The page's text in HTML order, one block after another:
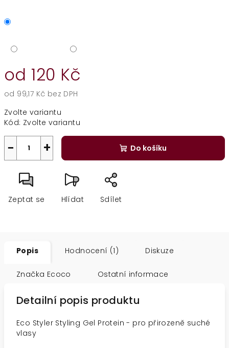
od 120 Kč
od 99,17 Kč bez DPH
cena:
Zvolte variantu
Kód: Zvolte variantu
+
− Do košíku
Zeptat se Hlídat Sdílet
Popis Hodnocení (1) Diskuze
Značka Ecoco Ostatní informace
Detailní popis produktu
Eco Styler Styling Gel Protein - pro přirozeně suché
vlasy